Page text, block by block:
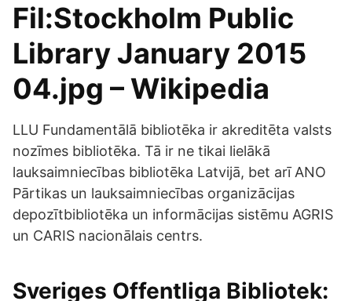
Fil:Stockholm Public
Library January 2015
04.jpg – Wikipedia
LLU Fundamentālā bibliotēka ir akreditēta valsts
nozīmes bibliotēka. Tā ir ne tikai lielākā
lauksaimniecības bibliotēka Latvijā, bet arī ANO
Pārtikas un lauksaimniecības organizācijas
depozītbibliotēka un informācijas sistēmu AGRIS
un CARIS nacionālais centrs.
Sveriges Offentliga Bibliotek: